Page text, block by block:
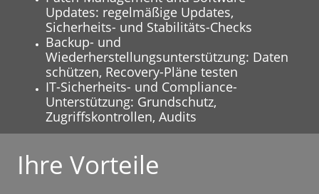
Updates: regelmäßige Updates,
Sicherheits- und Stabilitäts-Checks
Backup- und
Wiederherstellungsunterstützung: Daten
schützen, Recovery-Pläne testen
IT-Sicherheits- und Compliance-
Unterstützung: Grundschutz,
Zugriffskontrollen, Audits
Ihre Vorteile